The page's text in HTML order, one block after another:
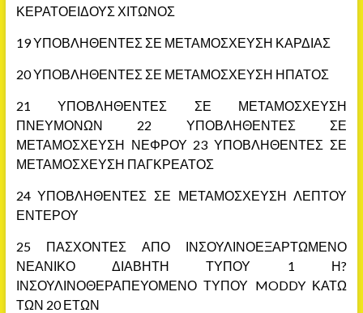
ΚΕΡΑΤΟΕΙΔΟΥΣ ΧΙΤΩΝΟΣ
19 ΥΠΟΒΛΗΘΕΝΤΕΣ ΣΕ ΜΕΤΑΜΟΣΧΕΥΣΗ ΚΑΡΔΙΑΣ
20 ΥΠΟΒΛΗΘΕΝΤΕΣ ΣΕ ΜΕΤΑΜΟΣΧΕΥΣΗ ΗΠΑΤΟΣ
21 ΥΠΟΒΛΗΘΕΝΤΕΣ ΣΕ ΜΕΤΑΜΟΣΧΕΥΣΗ
ΠΝΕΥΜΟΝΩΝ 22 ΥΠΟΒΛΗΘΕΝΤΕΣ ΣΕ
ΜΕΤΑΜΟΣΧΕΥΣΗ ΝΕΦΡΟΥ 23 ΥΠΟΒΛΗΘΕΝΤΕΣ ΣΕ
ΜΕΤΑΜΟΣΧΕΥΣΗ ΠΑΓΚΡΕΑΤΟΣ
24 ΥΠΟΒΛΗΘΕΝΤΕΣ ΣΕ ΜΕΤΑΜΟΣΧΕΥΣΗ ΛΕΠΤΟΥ
ΕΝΤΕΡΟΥ
25 ΠΑΣΧΟΝΤΕΣ ΑΠΟ ΙΝΣΟΥΛΙΝΟΕΞΑΡΤΩΜΕΝΟ
ΝΕΑΝΙΚΟ ΔΙΑΒΗΤΗ ΤΥΠΟΥ 1 Η?
ΙΝΣΟΥΛΙΝΟΘΕΡΑΠΕΥΟΜΕΝΟ ΤΥΠΟΥ MODDY ΚΑΤΩ
ΤΩΝ 20 ΕΤΩΝ